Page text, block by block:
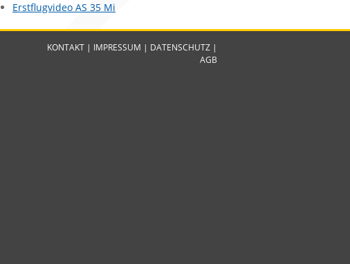
Erstflugvideo AS 35 Mi
KONTAKT | IMPRESSUM | DATENSCHUTZ |
AGB